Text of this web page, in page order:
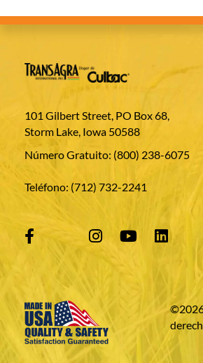
101 Gilbert Street, PO Box 68,
Storm Lake, Iowa 50588
Número Gratuito: (800) 238-6075
Teléfono: (712) 732-2241